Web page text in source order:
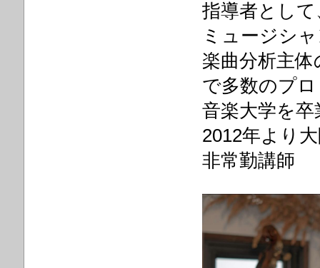
指導者とし
ミュージシ
楽曲分析主
で多数のプ
音楽大学を
2012年より
非常勤講師